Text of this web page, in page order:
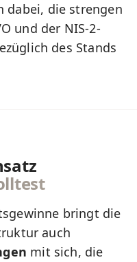
dabei, die strengen
und der NIS-2-
des Stands
bringt die
auch
mit sich, die